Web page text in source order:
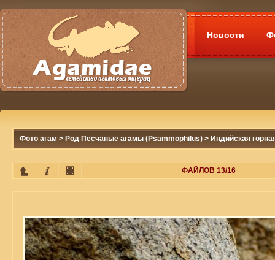
Новости
Фото агам > Род Песчаные агамы (Psammophilus) > Индийская
ФАЙЛОВ 13/16